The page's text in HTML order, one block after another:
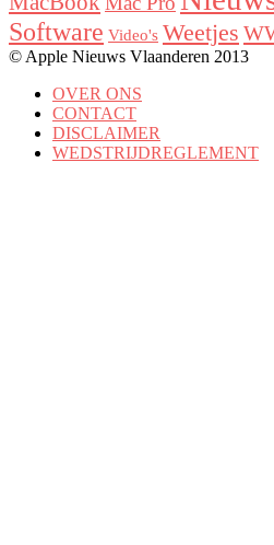
Software Video's Weetjes
© Apple Nieuws Vlaanderen 2013
OVER ONS
CONTACT
DISCLAIMER
WEDSTRIJDREGLEMENT